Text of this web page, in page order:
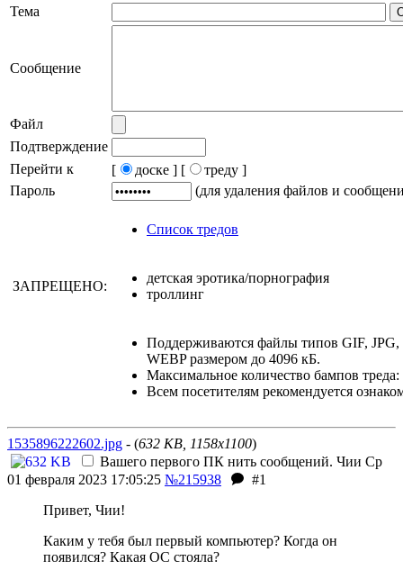
Тема
Сообщение
Файл
Подтверждение
Перейти к
[ доске ] [
треду ]
Пароль
(для удаления файлов и
Список тредов
ЗАПРЕЩЕНО:
детская эротика/порнография
троллинг
Поддерживаются файлы типов GIF,
WEBP размером до 4096 кБ.
Максимальное количество бампов треда:
Всем посетителям рекомендуется
1535896222602.jpg - (632 KB, 1158x1100)
Вашего первого ПК нить сообщений. Чии Ср
01 февраля 2023 17:05:25 №215938
#1
Привет, Чии!
Каким у тебя был первый компьютер? Когда он
появился? Какая ОС стояла?